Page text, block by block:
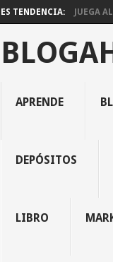
ES TENDENCIA: JUEGA
APRENDE
DEPÓSITOS
LIBRO